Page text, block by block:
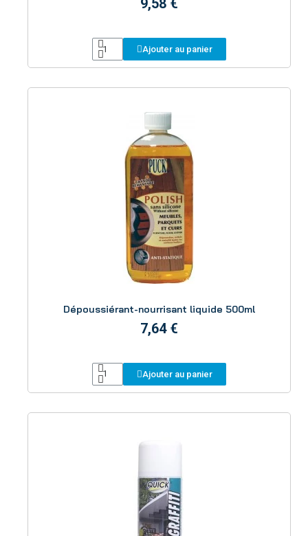
9,58 €
Ajouter au panier
Dépoussiérant-nourrisant liquide 500ml
7,64 €
Ajouter au panier